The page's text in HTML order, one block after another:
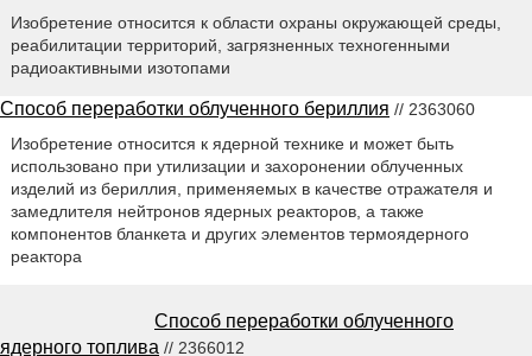
Изобретение относится к области охраны окружающей среды,
реабилитации территорий, загрязненных техногенными
радиоактивными изотопами
Способ переработки облученного бериллия // 2363060
Изобретение относится к ядерной технике и может быть
использовано при утилизации и захоронении облученных
изделий из бериллия, применяемых в качестве отражателя и
замедлителя нейтронов ядерных реакторов, а также
компонентов бланкета и других элементов термоядерного
реактора
Способ переработки облученного
ядерного топлива // 2366012